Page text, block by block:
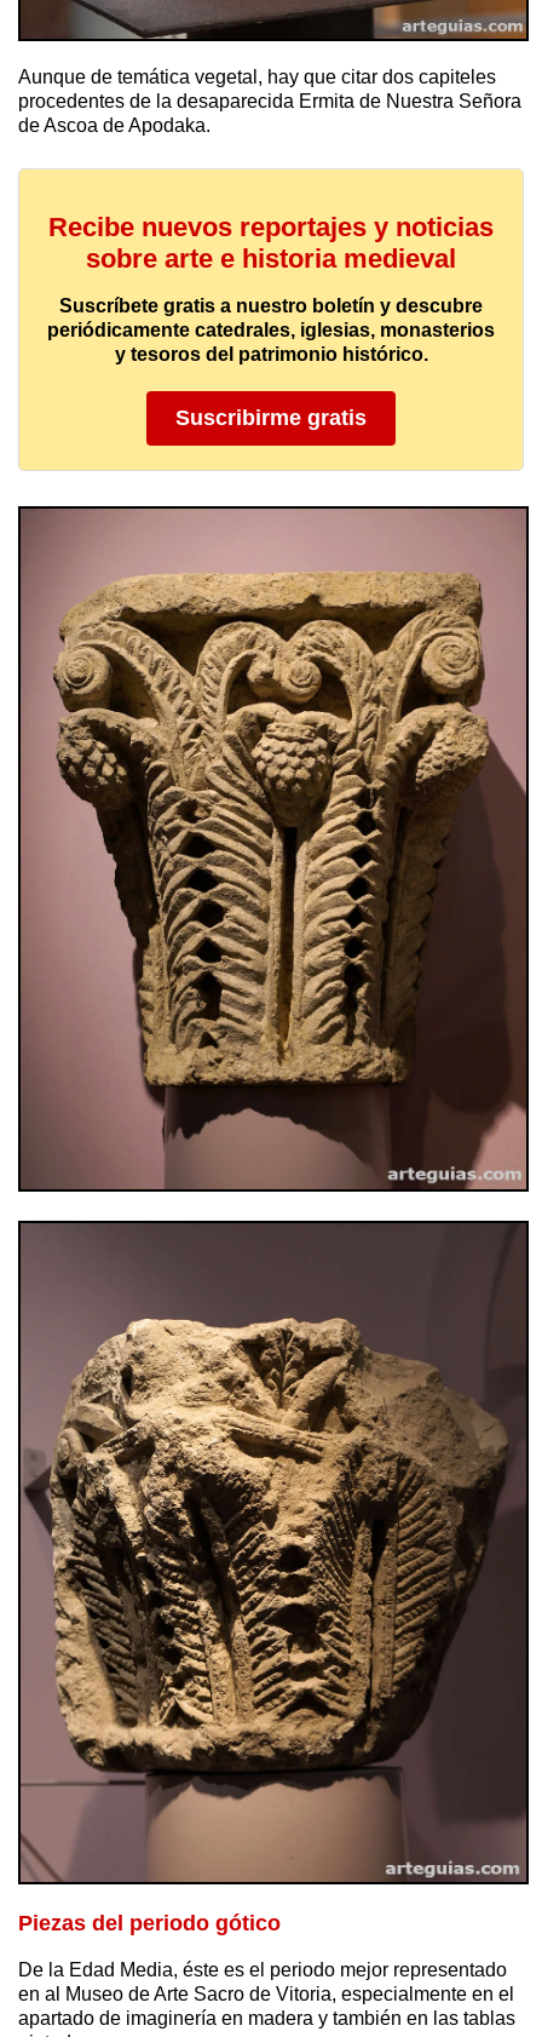
Aunque de temática vegetal, hay que citar dos capiteles
procedentes de la desaparecida Ermita de Nuestra Señora
de Ascoa de Apodaka.
Recibe nuevos reportajes y noticias
sobre arte e historia medieval
Suscríbete gratis a nuestro boletín y descubre
periódicamente catedrales, iglesias, monasterios
y tesoros del patrimonio histórico.
Suscribirme gratis
Piezas del periodo gótico
De la Edad Media, éste es el periodo mejor representado
en al Museo de Arte Sacro de Vitoria, especialmente en el
apartado de imaginería en madera y también en las tablas